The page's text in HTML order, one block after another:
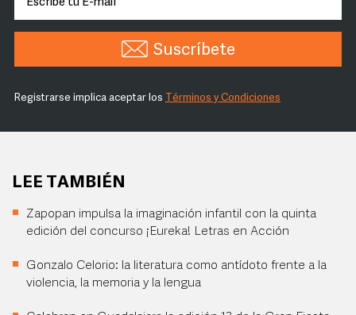
Suscríbete
Registrarse implica aceptar los Términos y Condiciones
LEE TAMBIÉN
Zapopan impulsa la imaginación infantil con la quinta
edición del concurso ¡Eureka! Letras en Acción
Gonzalo Celorio: la literatura como antídoto frente a la
violencia, la memoria y la lengua